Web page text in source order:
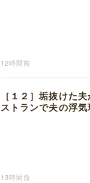
12時間前
［１２］垢抜けた
ストランで夫の浮
13時間前